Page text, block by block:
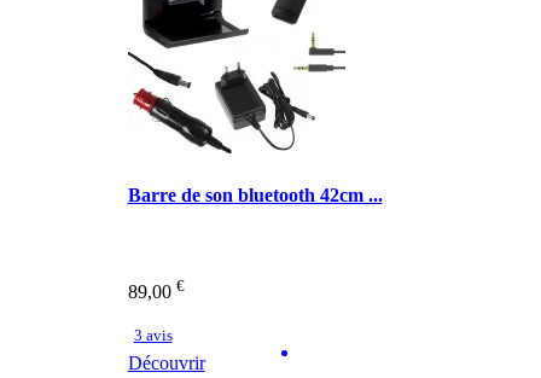
Barre de son bluetooth 42cm ...
89,00 €
3 avis
Découvrir